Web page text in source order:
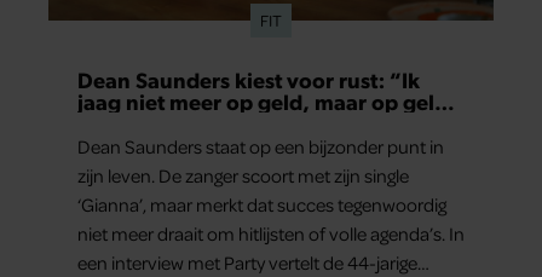
partners kunnen deze gegevens combineren met andere
verzameld op basis van uw gebruik van hun services. U
gaat akkoord met onze cookies als u onze website blijft
gebruiken.
FIT
Dean Saunders kiest voor rust: “Ik
jaag niet meer op geld, maar op geluk
Dean Saunders staat op een bijzonder punt in
zijn leven. De zanger scoort met zijn single
‘Gianna’, maar merkt dat succes tegenwoordig
niet meer draait om hitlijsten of volle agenda’s. In
een interview met Party vertelt de 44-jarige